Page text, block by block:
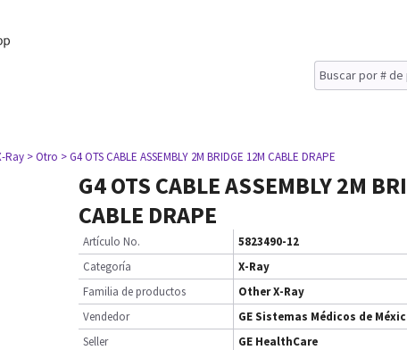
Ray > Otro > G4 OTS CABLE ASSEMBLY 2M BRIDGE 12M CABLE DRAPE
G4 OTS CABLE ASSEMBLY 2M
CABLE DRAPE
Artículo No.
5823490-12
Categoría
X-Ray
Familia de productos
Other X-Ray
Vendedor
GE Sistemas Médicos de
Seller
GE HealthCare